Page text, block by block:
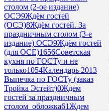
столом (2-ое издание)
ОСЭ9Ждём гостей
(ОСЭ)8Ждём гостей. За
праздничным столом (3-е
издание) ОСЭ9Ждём гостей
(для ОСЕ)1656Советская
кухня по ГОСТу и не
только1054Календарь 2013
Выпечка по ГОСТу (заказ
Тройка Эстейт)0Ждем
гостей за праздничным
столом_обложка61Ждем